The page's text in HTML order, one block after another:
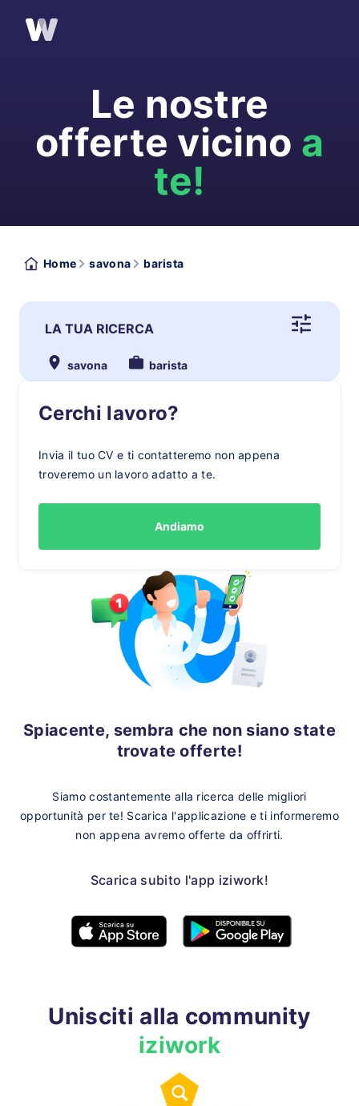
Le nostre
offerte vicino a
te!
Home savona barista
LA TUA RICERCA
savona barista
Cerchi lavoro?
Invia il tuo CV e ti contatteremo non appena
troveremo un lavoro adatto a te.
Andiamo
Spiacente, sembra che non siano state
trovate offerte!
Siamo costantemente alla ricerca delle migliori
opportunità per te! Scarica l'applicazione e ti informeremo
non appena avremo offerte da offrirti.
Scarica subito l'app iziwork!
Unisciti alla community
iziwork